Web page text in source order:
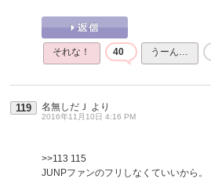
それな！ 40 うーん…
119 名無しだＪ より
2016年11月10日 4:16 PM
>>113 115
JUNPファンのフリしなくていいから。